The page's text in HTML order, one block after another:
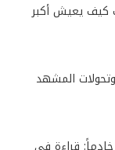
كيف يعيش أكبر
المشهد